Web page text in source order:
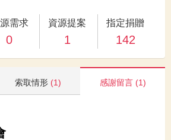
需求
0
資源提案
1
指定捐贈
142
索取情形 (1) 感謝留言 (1)